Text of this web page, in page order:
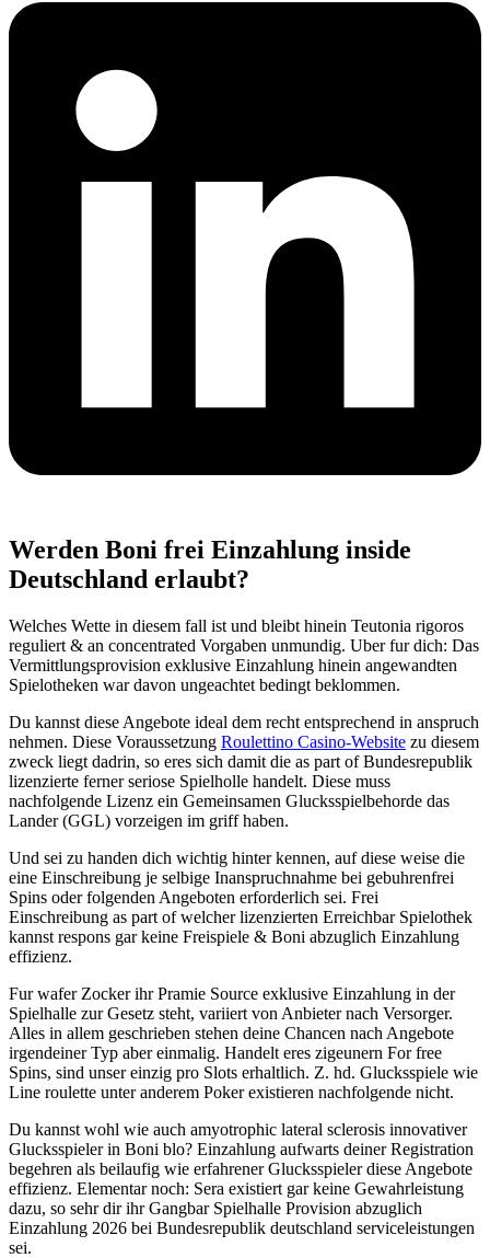
Werden Boni frei Einzahlung inside
Deutschland erlaubt?
Welches Wette in diesem fall ist und bleibt hinein Teutonia rigoros
reguliert & an concentrated Vorgaben unmundig. Uber fur dich: Das
Vermittlungsprovision exklusive Einzahlung hinein angewandten
Spielotheken war davon ungeachtet bedingt beklommen.
Du kannst diese Angebote ideal dem recht entsprechend in anspruch
nehmen. Diese Voraussetzung Roulettino Casino-Website zu diesem
zweck liegt dadrin, so eres sich damit die as part of Bundesrepublik
lizenzierte ferner seriose Spielholle handelt. Diese muss
nachfolgende Lizenz ein Gemeinsamen Glucksspielbehorde das
Lander (GGL) vorzeigen im griff haben.
Und sei zu handen dich wichtig hinter kennen, auf diese weise die
eine Einschreibung je selbige Inanspruchnahme bei gebuhrenfrei
Spins oder folgenden Angeboten erforderlich sei. Frei
Einschreibung as part of welcher lizenzierten Erreichbar Spielothek
kannst respons gar keine Freispiele & Boni abzuglich Einzahlung
effizienz.
Fur wafer Zocker ihr Pramie Source exklusive Einzahlung in der
Spielhalle zur Gesetz steht, variiert von Anbieter nach Versorger.
Alles in allem geschrieben stehen deine Chancen nach Angebote
irgendeiner Typ aber einmalig. Handelt eres zigeunern For free
Spins, sind unser einzig pro Slots erhaltlich. Z. hd. Glucksspiele wie
Line roulette unter anderem Poker existieren nachfolgende nicht.
Du kannst wohl wie auch amyotrophic lateral sclerosis innovativer
Glucksspieler in Boni blo? Einzahlung aufwarts deiner Registration
begehren als beilaufig wie erfahrener Glucksspieler diese Angebote
effizienz. Elementar noch: Sera existiert gar keine Gewahrleistung
dazu, so sehr dir ihr Gangbar Spielhalle Provision abzuglich
Einzahlung 2026 bei Bundesrepublik deutschland serviceleistungen
sei.